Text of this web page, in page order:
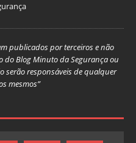
publicados por terceiros e não
do Blog Minuto da Segurança ou
serão responsáveis de qualquer
mesmos”